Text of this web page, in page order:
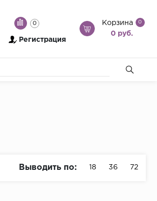
0
Регистрация
Корзина 0
0 руб.
Выводить по: 18 36 72